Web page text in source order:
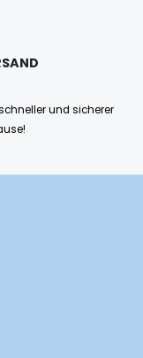
und sicherer